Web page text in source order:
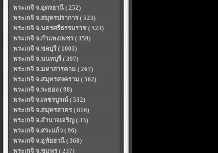
พระเกจิ จ.อุดรธานี ( 252)
พระเกจิ จ.สมุทรปราการ ( 523)
พระเกจิ จ.นครศรีธรรมราช ( 523)
พระเกจิ จ.กำแพงเพชร ( 359)
พระเกจิ จ.ชลบุรี ( 1003)
พระเกจิ จ.นนทบุรี ( 397)
พระเกจิ จ.มหาสารคาม ( 267)
พระเกจิ จ.สมุทรสงคราม ( 562)
พระเกจิ จ.ระยอง ( 98)
พระเกจิ จ.เพชรบูรณ์ ( 532)
พระเกจิ จ.สมุทรสาคร ( 816)
พระเกจิ จ.อำนาจเจริญ ( 33)
พระเกจิ จ.สระแก้ว ( 96)
พระเกจิ จ.อุทัยธานี ( 360)
พระเกจิ จ.ชุมพร ( 237)